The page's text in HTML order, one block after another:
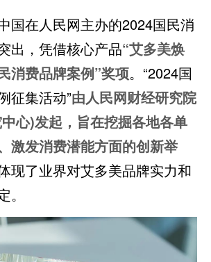
国在人民网主办的2024国民消
出，凭借核心产品“艾多美焕
消费品牌案例”奖项。“2024国
征集活动”由人民网财经研究院
心)发起，旨在挖掘各地各单
激发消费潜能方面的创新举
现了业界对艾多美品牌实力和